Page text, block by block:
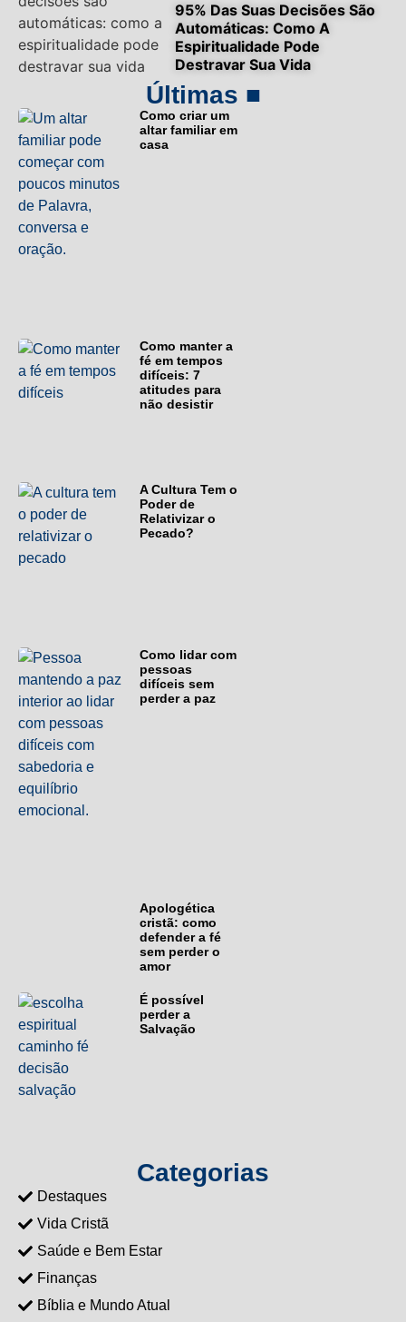
95% Das Suas Decisões São
Automáticas: Como A
Espiritualidade Pode
Destravar Sua Vida
Últimas ■
Como criar um
altar familiar em
casa
Como manter a
fé em tempos
difíceis: 7
atitudes para
não desistir
A Cultura Tem o
Poder de
Relativizar o
Pecado?
Como lidar com
pessoas
difíceis sem
perder a paz
Apologética
cristã: como
defender a fé
sem perder o
amor
É possível
perder a
Salvação
Categorias
Destaques
Vida Cristã
Saúde e Bem Estar
Finanças
Bíblia e Mundo Atual